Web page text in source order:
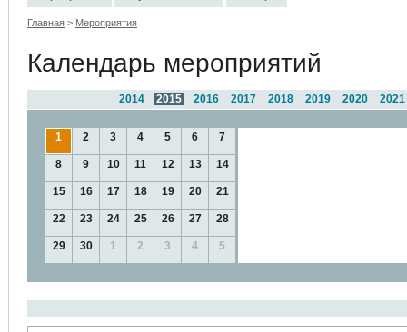
Главная > Мероприятия
Календарь мероприятий
2021
2020
2019
2018
2017
2016
2015
2014
1 2 3 4 5 6 7
8 9 10 11 12 13 14
15 16 17 18 19 20 21
22 23 24 25 26 27 28
29 30 1 2 3 4 5